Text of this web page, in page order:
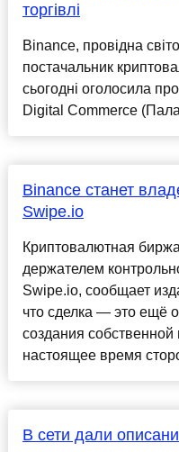
торгівлі
Binance, провідна
постачальник
сьогодні оголосила
Digital Commerce
Binance станет
Swipe.io
Криптовалютная
держателем
Swipe.io, сообщает
что сделка — это ещё
создания
настоящее время
В сети дали